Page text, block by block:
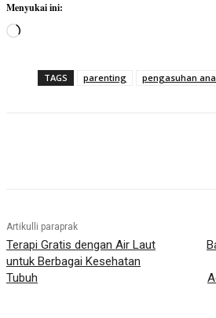
Menyukai ini:
M
TAGS parenting pengasuhan
Artikulli paraprak
Terapi Gratis dengan Air Laut
untuk Berbagai Kesehatan
Tubuh